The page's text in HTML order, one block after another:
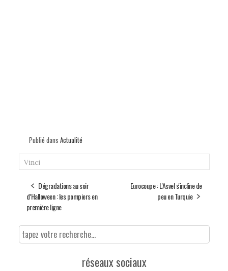
Publié dans Actualité
Vinci
Dégradations au soir
d’Halloween : les pompiers en
première ligne
Eurocoupe : L'Asvel s'incline de
peu en Turquie
réseaux sociaux